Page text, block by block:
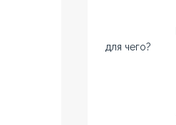
для чего?